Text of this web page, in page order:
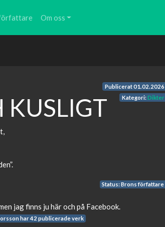
Om oss
Publicerat01.02.2026
Kategori:Dikter
Status: Brons författare
jag finns ju här och på Facebook.
har 42 publicerade verk